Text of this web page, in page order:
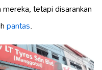
tetapi disarankan
pantas.